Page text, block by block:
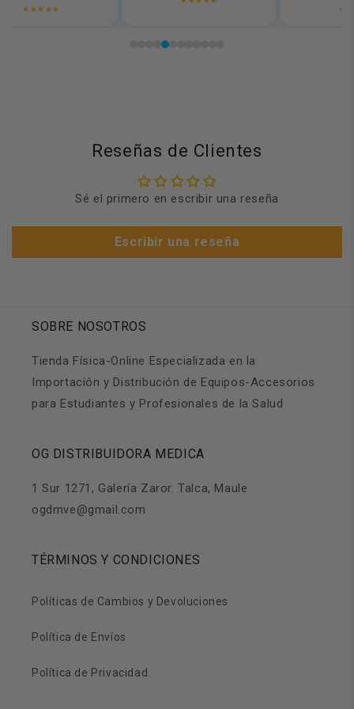
Reseñas de Clientes
Sé el primero en escribir una reseña
Escribir una reseña
SOBRE NOSOTROS
Tienda Física-Online Especializada en la
Importación y Distribución de Equipos-Accesorios
para Estudiantes y Profesionales de la Salud
OG DISTRIBUIDORA MEDICA
1 Sur 1271, Galería Zaror. Talca, Maule
ogdmve@gmail.com
TÉRMINOS Y CONDICIONES
Políticas de Cambios y Devoluciones
Política de Envíos
Política de Privacidad